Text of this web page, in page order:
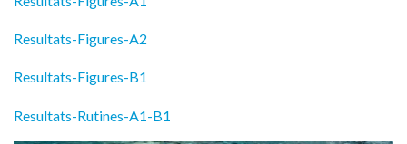
Resultats-Figures-A2
Resultats-Figures-B1
Resultats-Rutines-A1-B1